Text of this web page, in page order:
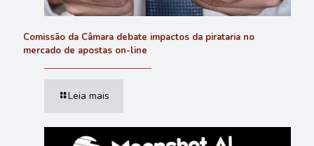
Comissão da Câmara debate impactos da pirataria no
mercado de apostas on-line
Leia mais